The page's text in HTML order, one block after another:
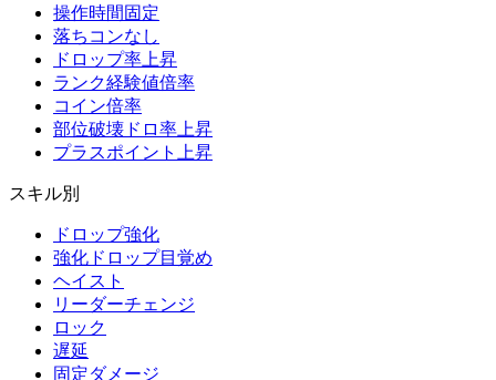
操作時間固定
落ちコンなし
ドロップ率上昇
ランク経験値倍率
コイン倍率
部位破壊ドロ率上昇
プラスポイント上昇
スキル別
ドロップ強化
強化ドロップ目覚め
ヘイスト
リーダーチェンジ
ロック
遅延
固定ダメージ